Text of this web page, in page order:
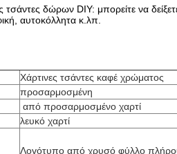
τσάντες δώρων DIY: μπορείτε να
αυτοκόλλητα κ.λπ.
Χάρτινες τσάντες καφέ χρώματος
προσαρμοσμένη
από προσαρμοσμένο χαρτί
λευκό χαρτί
Λογότυπο από χρυσό φύλλο